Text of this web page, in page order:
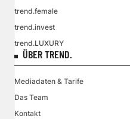
trend.female
trend.invest
trend.LUXURY
ÜBER TREND.
Mediadaten & Tarife
Das Team
Kontakt